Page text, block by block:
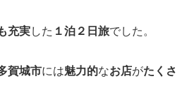
充実した １泊２日旅でした。
賀城市には魅力的なお店がたくさ